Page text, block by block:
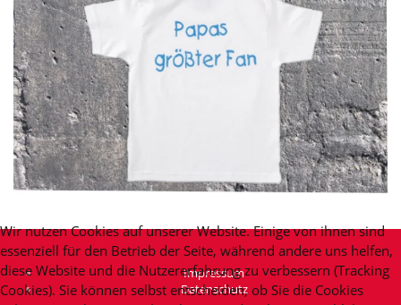
GROSSANSICHT
Impressum
Datenschutz
Wir nutzen Cookies auf unserer Website. Einige von ihnen sind
essenziell für den Betrieb der Seite, während andere uns helfen,
diese Website und die Nutzererfahrung zu verbessern (Tracking
Cookies). Sie können selbst entscheiden, ob Sie die Cookies